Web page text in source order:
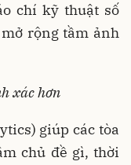
chí kỹ thuật số
rộng tầm ảnh
xác hơn
giúp các tòa
chủ đề gì, thời